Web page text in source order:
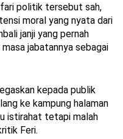
politik tersebut sah,
moral yang nyata dari
janji yang pernah
jabatannya sebagai
kepada publik
ke kampung halaman
istirahat tetapi malah
Feri.